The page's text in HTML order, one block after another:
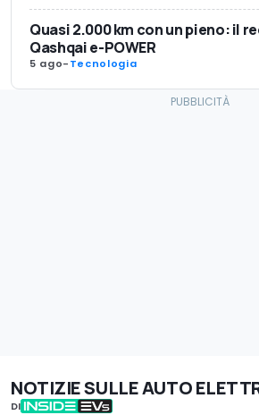
Quasi 2.000 km con un pieno: il
Qashqai e-POWER
5 ago-Tecnologia
NOTIZIE SULLE AUTO
DI